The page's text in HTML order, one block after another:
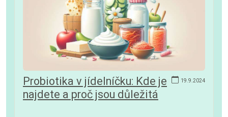
19.9.2024
Probiotika v jídelníčku: Kde je
najdete a proč jsou důležitá